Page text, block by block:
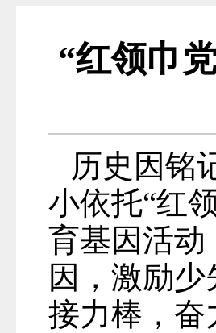
“红领巾
历史因铭
小依托“红
育基因活动
因，激励
接力棒，奋